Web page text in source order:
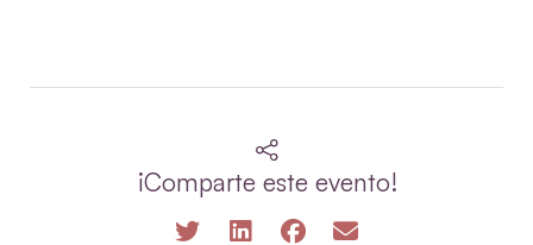
¡Comparte este evento!